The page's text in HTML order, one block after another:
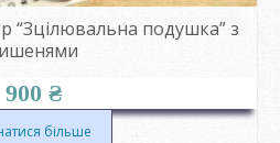
“Зцілювальна подушка” з
900 ₴
більше